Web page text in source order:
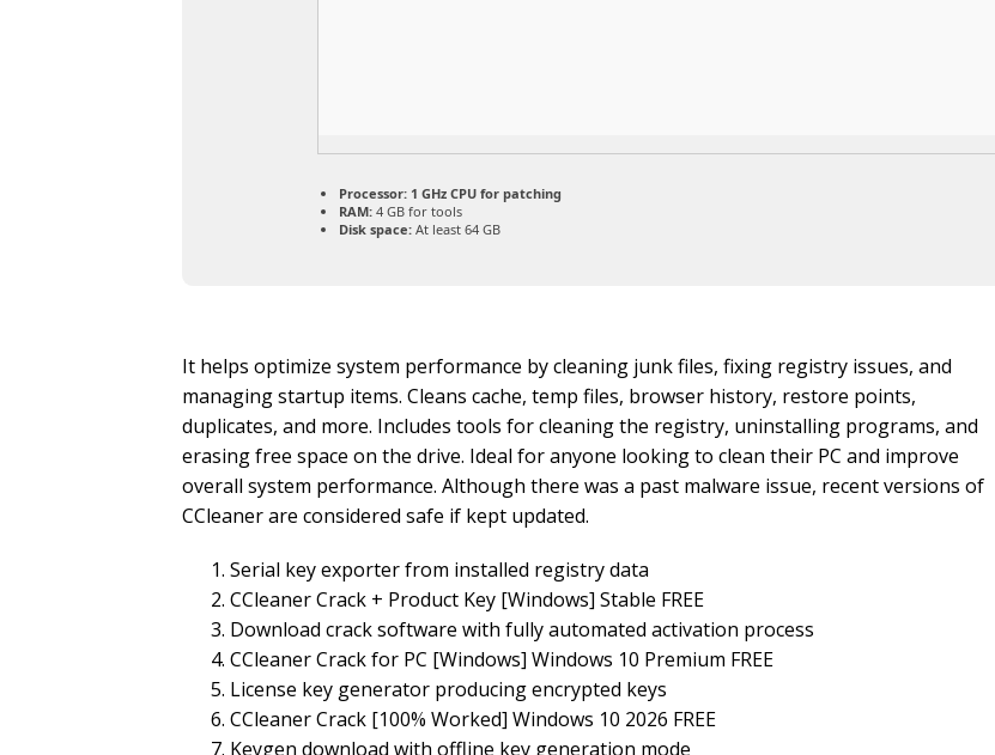
Processor: 1 GHz CPU for patching
RAM: 4 GB for tools
Disk space: At least 64 GB
It helps optimize system performance by cleaning junk files, fixing registry issues, and
managing startup items. Cleans cache, temp files, browser history, restore points,
duplicates, and more. Includes tools for cleaning the registry, uninstalling programs, and
erasing free space on the drive. Ideal for anyone looking to clean their PC and improve
overall system performance. Although there was a past malware issue, recent versions of
CCleaner are considered safe if kept updated.
Serial key exporter from installed registry data
CCleaner Crack + Product Key [Windows] Stable FREE
Download crack software with fully automated activation process
CCleaner Crack for PC [Windows] Windows 10 Premium FREE
License key generator producing encrypted keys
CCleaner Crack [100% Worked] Windows 10 2026 FREE
Keygen download with offline key generation mode